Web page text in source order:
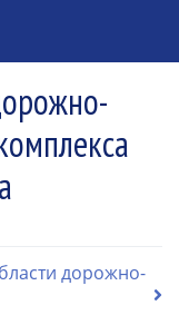
дорожно-